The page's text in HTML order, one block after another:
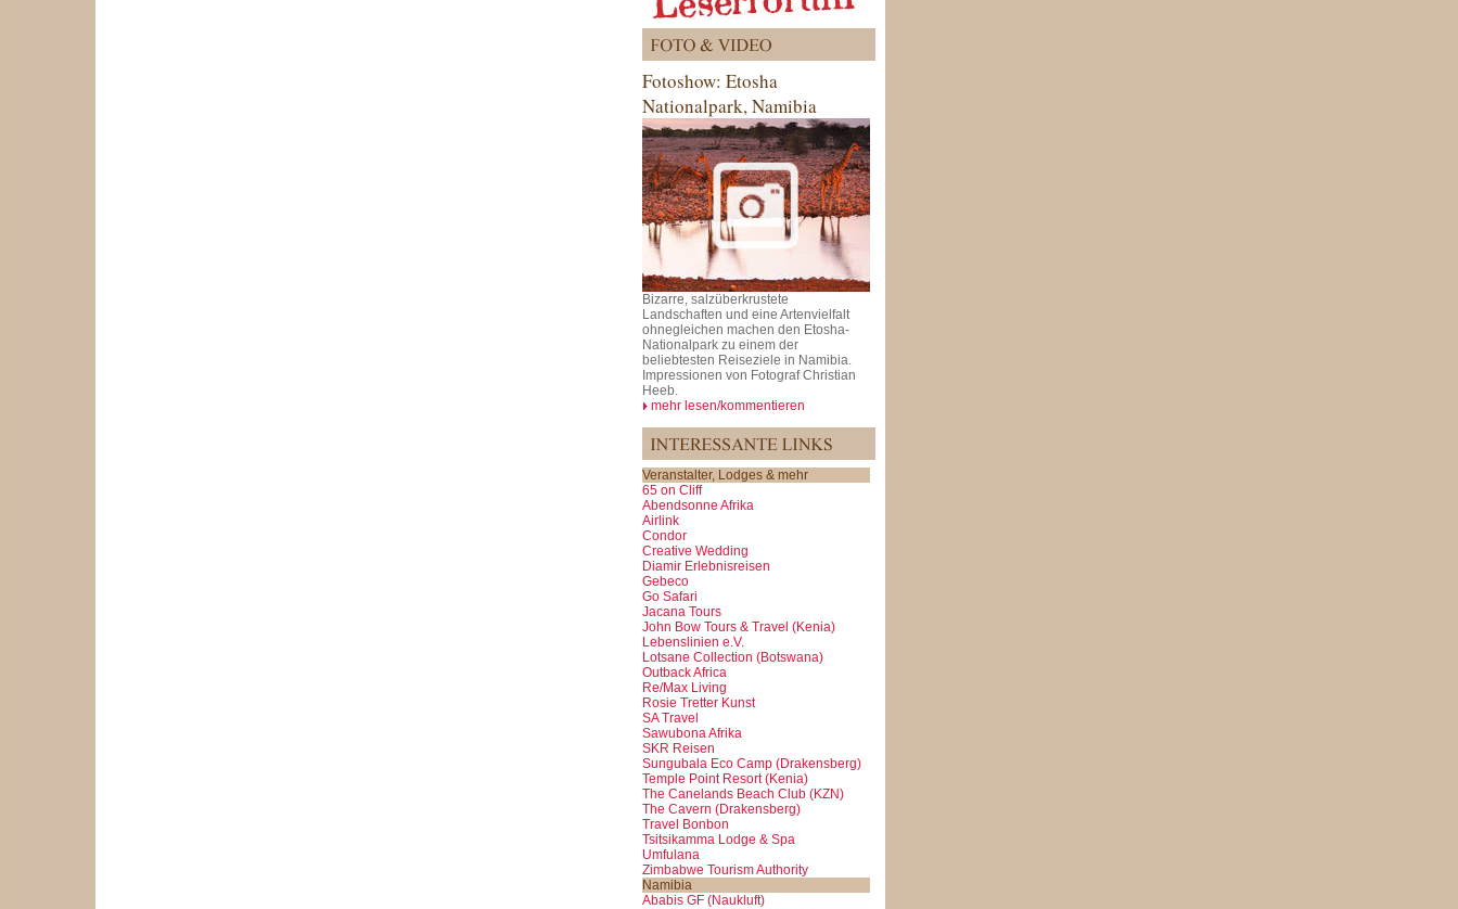
Fotoshow: Etosha
Nationalpark, Namibia
Bizarre, salzüberkrustete
Landschaften und eine Artenvielfalt
ohnegleichen machen den Etosha-
Nationalpark zu einem der
beliebtesten Reiseziele in Namibia.
Impressionen von Fotograf Christian
Heeb.
mehr lesen/kommentieren
Veranstalter, Lodges & mehr
65 on Cliff
Abendsonne Afrika
Airlink
Condor
Creative Wedding
Diamir Erlebnisreisen
Gebeco
Go Safari
Jacana Tours
John Bow Tours & Travel (Kenia)
Lebenslinien e.V.
Lotsane Collection (Botswana)
Outback Africa
Re/Max Living
Rosie Tretter Kunst
SA Travel
Sawubona Afrika
SKR Reisen
Sungubala Eco Camp (Drakensberg)
Temple Point Resort (Kenia)
The Canelands Beach Club (KZN)
The Cavern (Drakensberg)
Travel Bonbon
Tsitsikamma Lodge & Spa
Umfulana
Zimbabwe Tourism Authority
Namibia
Ababis GF (Naukluft)